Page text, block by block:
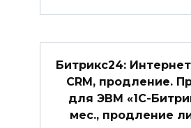
Битрикс24:
CRM, продление.
для ЭВМ «1С-
мес., продление